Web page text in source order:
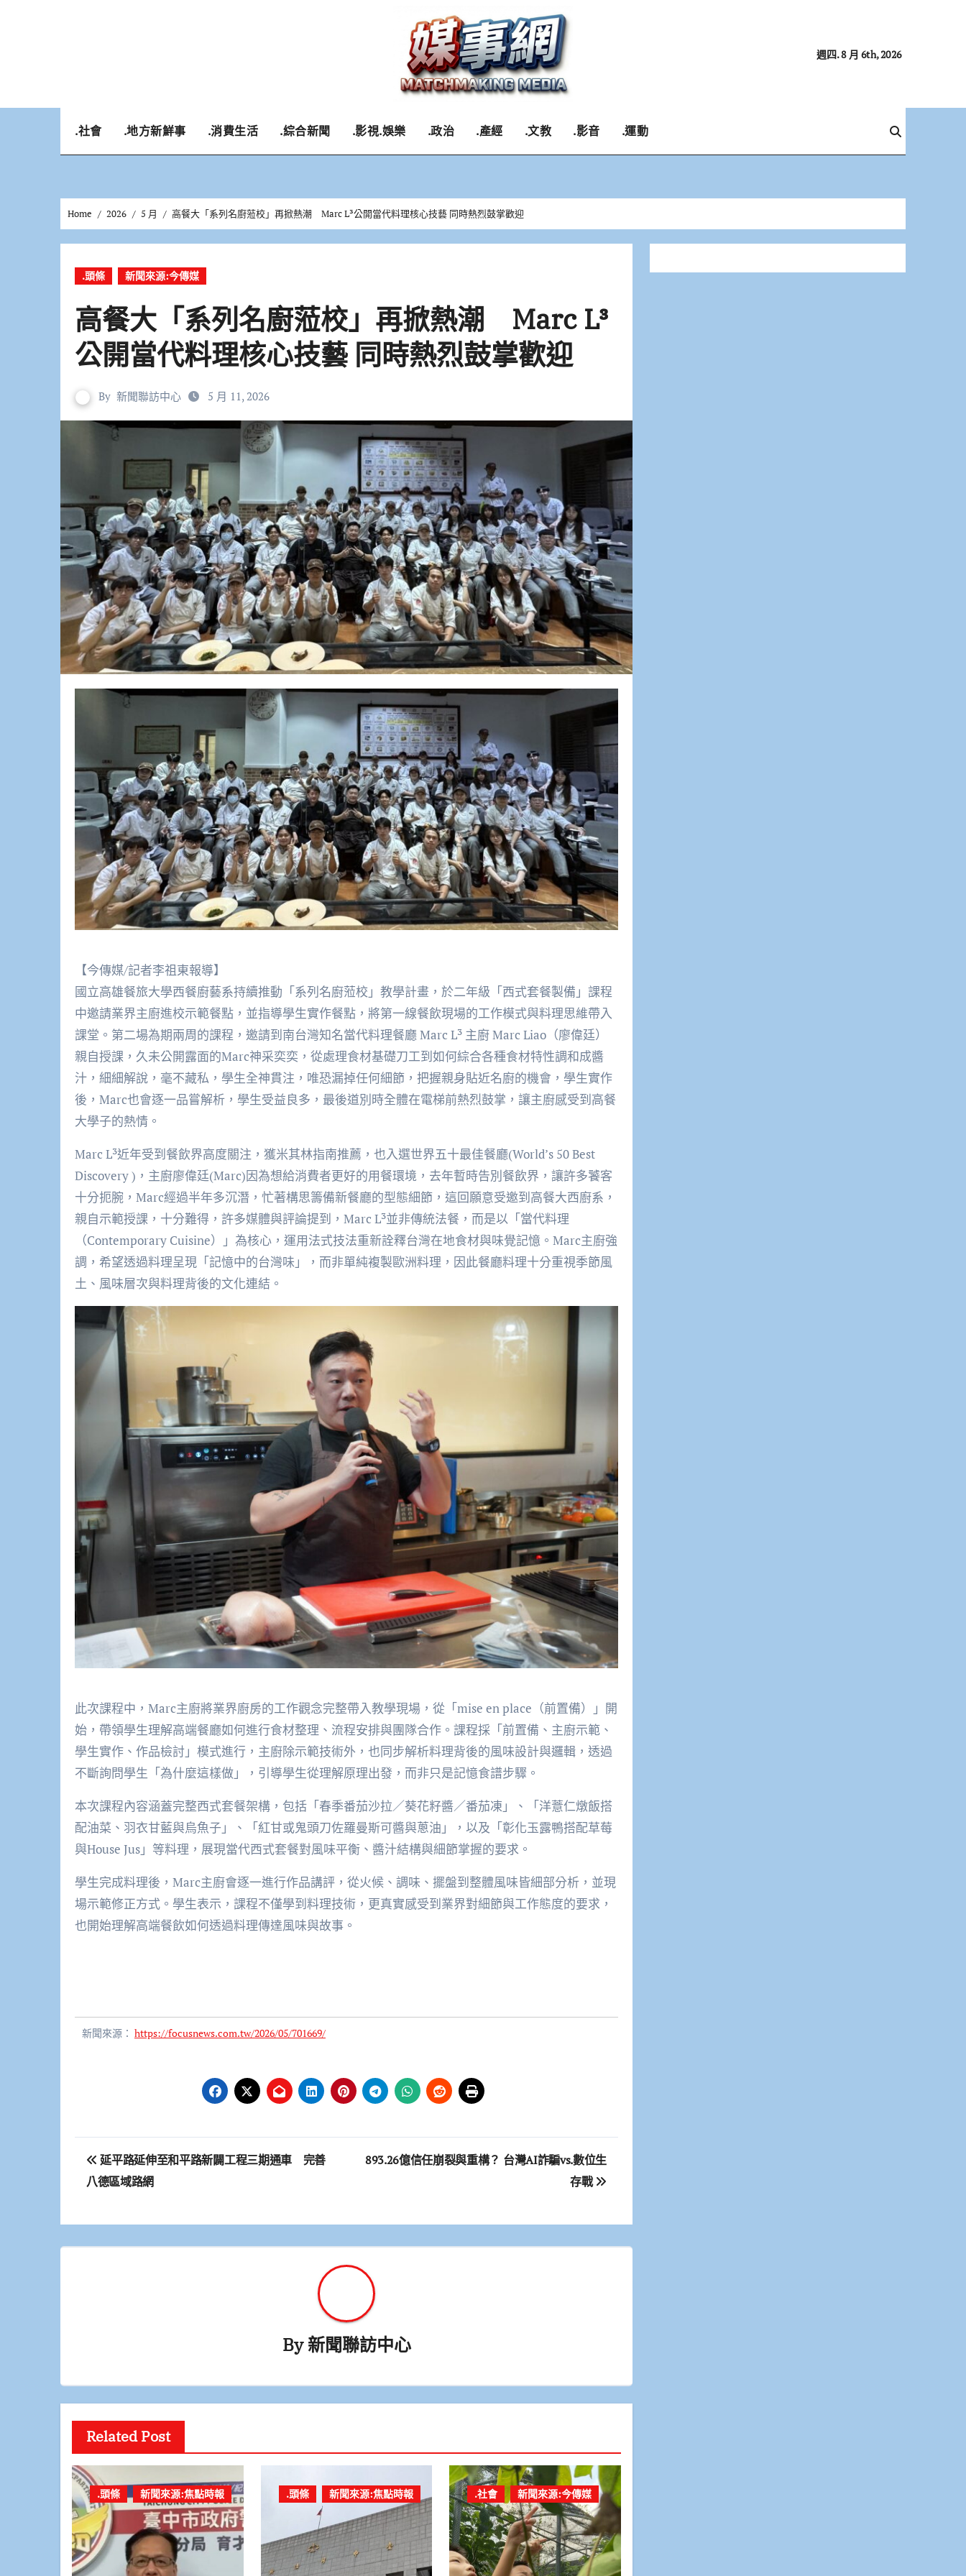
週四. 8 月 6th, 2026
.社會 .地方新鮮事 .消費生活 .綜合新聞 .影視.娛樂 .政治 .產經 .文教 .影音 .運動
Home 2026 5 月 高餐大「系列名廚蒞校」再掀熱潮 Marc L³公開當代料理核心技藝 同時熱烈鼓掌歡迎
.頭條 新聞來源:今傳媒
高餐大「系列名廚蒞校」再掀熱潮 Marc L³
公開當代料理核心技藝 同時熱烈鼓掌歡迎
By 新聞聯訪中心 5 月 11, 2026
【今傳媒/記者李祖東報導】
國立高雄餐旅大學西餐廚藝系持續推動「系列名廚蒞校」教學計畫，於二年級「西式套餐製備」課程
中邀請業界主廚進校示範餐點，並指導學生實作餐點，將第一線餐飲現場的工作模式與料理思維帶入
課堂。第二場為期兩周的課程，邀請到南台灣知名當代料理餐廳 Marc L³ 主廚 Marc Liao（廖偉廷）
親自授課，久未公開露面的Marc神采奕奕，從處理食材基礎刀工到如何綜合各種食材特性調和成醬
汁，細細解說，毫不藏私，學生全神貫注，唯恐漏掉任何細節，把握親身貼近名廚的機會，學生實作
後，Marc也會逐一品嘗解析，學生受益良多，最後道別時全體在電梯前熱烈鼓掌，讓主廚感受到高餐
大學子的熱情。
Marc L³近年受到餐飲界高度關注，獲米其林指南推薦，也入選世界五十最佳餐廳(World’s 50 Best
Discovery )，主廚廖偉廷(Marc)因為想給消費者更好的用餐環境，去年暫時告別餐飲界，讓許多饕客
十分扼腕，Marc經過半年多沉潛，忙著構思籌備新餐廳的型態細節，這回願意受邀到高餐大西廚系，
親自示範授課，十分難得，許多媒體與評論提到，Marc L³並非傳統法餐，而是以「當代料理
（Contemporary Cuisine）」為核心，運用法式技法重新詮釋台灣在地食材與味覺記憶。Marc主廚強
調，希望透過料理呈現「記憶中的台灣味」，而非單純複製歐洲料理，因此餐廳料理十分重視季節風
土、風味層次與料理背後的文化連結。
此次課程中，Marc主廚將業界廚房的工作觀念完整帶入教學現場，從「mise en place（前置備）」開
始，帶領學生理解高端餐廳如何進行食材整理、流程安排與團隊合作。課程採「前置備、主廚示範、
學生實作、作品檢討」模式進行，主廚除示範技術外，也同步解析料理背後的風味設計與邏輯，透過
不斷詢問學生「為什麼這樣做」，引導學生從理解原理出發，而非只是記憶食譜步驟。
本次課程內容涵蓋完整西式套餐架構，包括「春季番茄沙拉／葵花籽醬／番茄凍」、「洋薏仁燉飯搭
配油菜、羽衣甘藍與烏魚子」、「紅甘或鬼頭刀佐羅曼斯可醬與蔥油」，以及「彰化玉露鴨搭配草莓
與House Jus」等料理，展現當代西式套餐對風味平衡、醬汁結構與細節掌握的要求。
學生完成料理後，Marc主廚會逐一進行作品講評，從火候、調味、擺盤到整體風味皆細部分析，並現
場示範修正方式。學生表示，課程不僅學到料理技術，更真實感受到業界對細節與工作態度的要求，
也開始理解高端餐飲如何透過料理傳達風味與故事。
新聞來源： https://focusnews.com.tw/2026/05/701669/
文
章
覽
延平路延伸至和平路新闢工程三期通車 完善
八德區域路網
893.26億信任崩裂與重構？ 台灣AI詐騙vs.數位生
存戰
By新聞聯訪中心
Related Post
.頭條 新聞來源:焦點時報 .頭條 新聞來源:焦點時報 .社會 新聞來源:今傳媒